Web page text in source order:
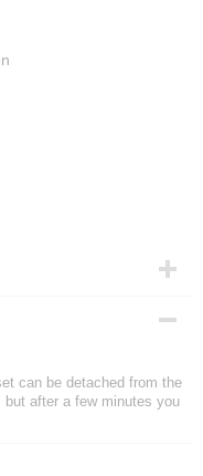
can be detached from the
after a few minutes you